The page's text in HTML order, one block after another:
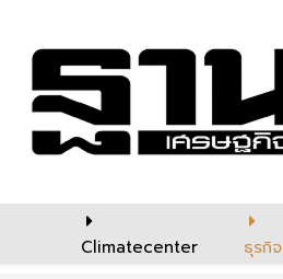
Climatecenter ธุรกิจ